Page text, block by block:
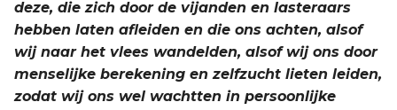
deze, die zich door de vijanden en lasteraars
hebben laten afleiden en die ons achten, alsof
wij naar het vlees wandelden, alsof wij ons door
menselijke berekening en zelfzucht lieten leiden,
zodat wij ons wel wachtten in persoonlijke